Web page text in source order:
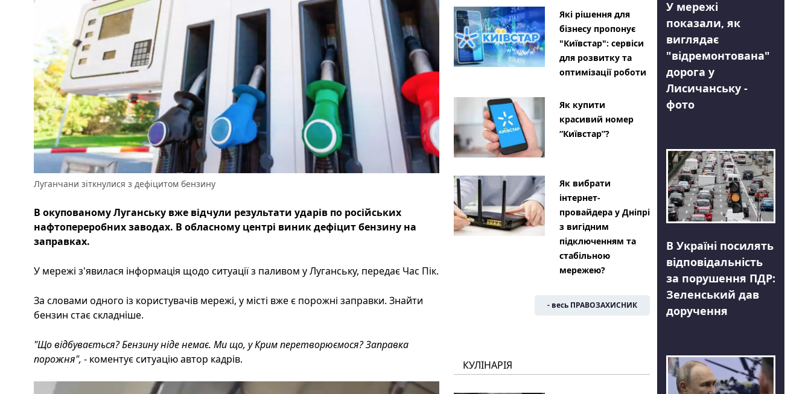
Луганчани зіткнулися з дефіцитом бензину
В окупованому Луганську вже відчули результати ударів по російських
нафтопереробних заводах. В обласному центрі виник дефіцит бензину на
заправках.
У мережі з'явилася інформація щодо ситуації з паливом у Луганську, передає Час Пік.
За словами одного із користувачів мережі, у місті вже є порожні заправки. Знайти
бензин стає складніше.
"Що відбувається? Бензину ніде немає. Ми що, у Крим перетворюємося? Заправка
порожня", - коментує ситуацію автор кадрів.
Які рішення для
бізнесу пропонує
"Київстар": сервіси
для розвитку та
оптимізації роботи
Як купити
красивий номер
“Київстар”?
Як вибрати
інтернет-
провайдера у Дніпрі
з вигідним
підключенням та
стабільною
мережею?
- весь ПРАВОЗАХИСНИК
КУЛІНАРІЯ
У мережі
показали, як
виглядає
"відремонтована"
дорога у
Лисичанську -
фото
В Україні посилять
відповідальність
за порушення ПДР:
Зеленський дав
доручення